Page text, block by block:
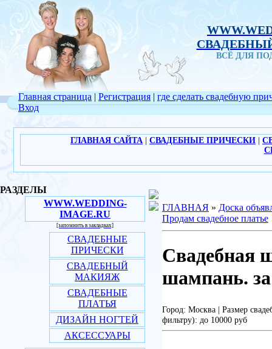
ВСЁ ДЛЯ
Главная страница | Регистрация |
Вход
где сделать свадебную
ГЛАВНАЯ САЙТА СВАДЕБНЫЕ ПРИЧЕСКИ
РАЗДЕЛЫ
WWW.WEDDING-
IMAGE.RU
[запомнить в закладках]
СВАДЕБНЫЕ
ПРИЧЕСКИ
СВАДЕБНЫЙ
МАКИЯЖ
СВАДЕБНЫЕ
ПЛАТЬЯ
ДИЗАЙН НОГТЕЙ
АКСЕССУАРЫ
ГЛАВНАЯ » Доска
Продам свадебное платье
Свадебная
шампань.
Город: Москва | Размер
фильтру): до 10000 руб